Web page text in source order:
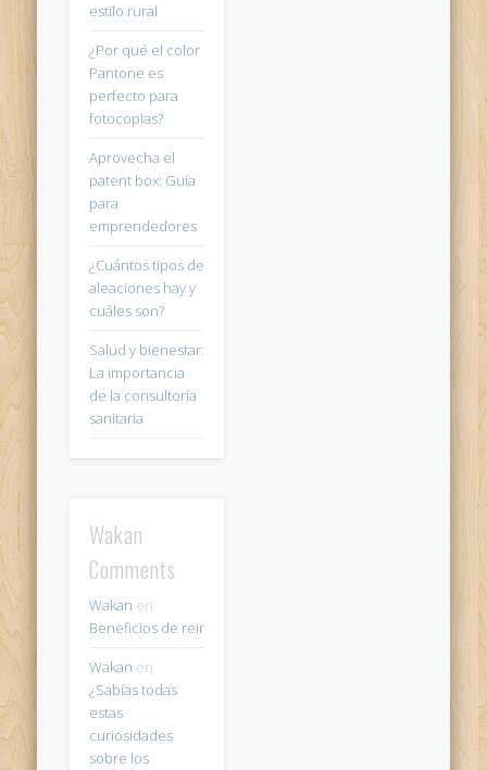
estilo rural
¿Por qué el color
Pantone es
perfecto para
fotocopias?
Aprovecha el
patent box: Guía
para
emprendedores
¿Cuántos tipos de
aleaciones hay y
cuáles son?
Salud y bienestar:
La importancia
de la consultoría
sanitaria
Wakan
Comments
Wakan en
Beneficios de reir
Wakan en
¿Sabías todas
estas
curiosidades
sobre los